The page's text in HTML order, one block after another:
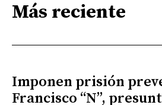
Más reciente
Imponen prisión
Francisco “N”,